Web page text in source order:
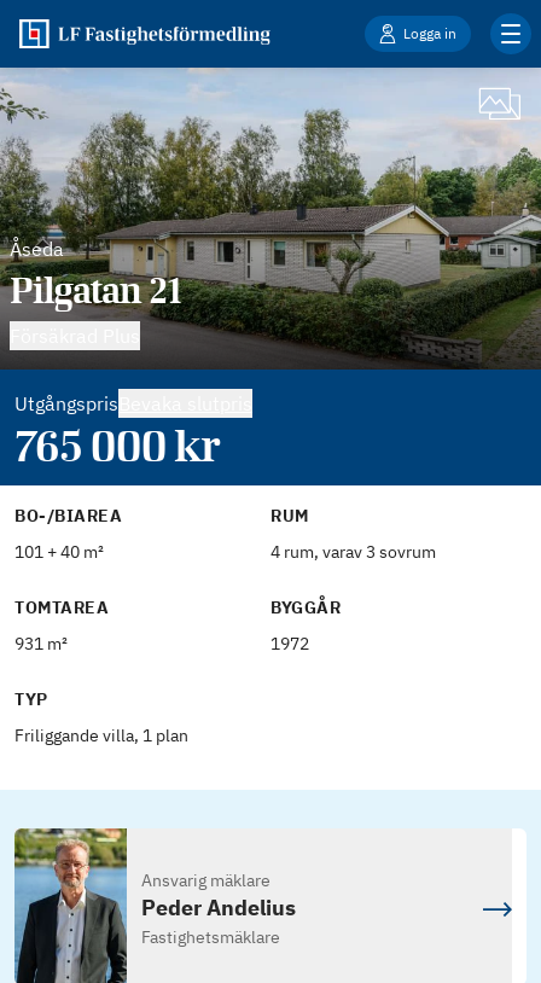
Logga in
Åseda
Pilgatan 21
Utgångspris
765 000kr
BO-/BIAREA
101 + 40 m²
RUM
4 rum, varav 3 sovrum
TOMTAREA
931 m²
BYGGÅR
1972
TYP
Friliggande villa, 1 plan
Ansvarig mäklare
Peder Andelius
Fastighetsmäklare